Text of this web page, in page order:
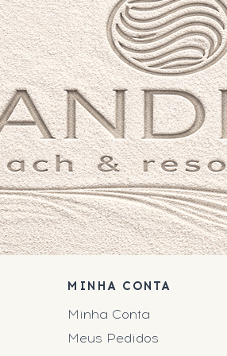
MINHA CONTA
Minha Conta
Meus Pedidos